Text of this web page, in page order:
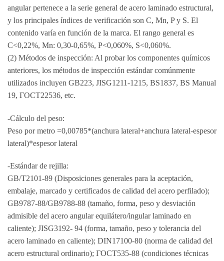
angular pertenece a la serie general de acero laminado estructural,
y los principales índices de verificación son C, Mn, P y S. El
contenido varía en función de la marca. El rango general es
C<0,22%, Mn: 0,30-0,65%, P<0,060%, S<0,060%.
(2) Métodos de inspección: Al probar los componentes químicos
anteriores, los métodos de inspección estándar comúnmente
utilizados incluyen GB223, JISG1211-1215, BS1837, BS Manual
19, ГОСТ22536, etc.
-Cálculo del peso:
Peso por metro =0,00785*(anchura lateral+anchura lateral-espesor
lateral)*espesor lateral
-Estándar de rejilla:
GB/T2101-89 (Disposiciones generales para la aceptación,
embalaje, marcado y certificados de calidad del acero perfilado);
GB9787-88/GB9788-88 (tamaño, forma, peso y desviación
admisible del acero angular equilátero/ingular laminado en
caliente); JISG3192- 94 (forma, tamaño, peso y tolerancia del
acero laminado en caliente); DIN17100-80 (norma de calidad del
acero estructural ordinario); ГОСТ535-88 (condiciones técnicas